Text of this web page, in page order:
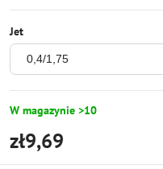
Jet
W magazynie >10
zł9,69